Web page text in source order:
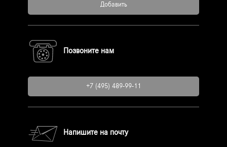
Добавить
Позвоните нам
+7 (495) 489-99-11
Напишите на почту